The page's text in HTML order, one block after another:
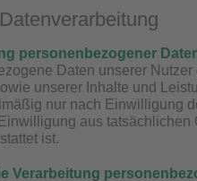
personenbezogener
Daten unserer
unserer Inhalte und
nur nach Einwilligung
aus
ist.
Verarbeitung